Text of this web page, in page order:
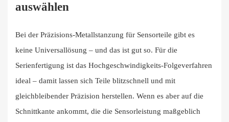
auswählen
Bei der Präzisions-Metallstanzung für Sensorteile gibt es
keine Universallösung – und das ist gut so. Für die
Serienfertigung ist das Hochgeschwindigkeits-Folgeverfahren
ideal – damit lassen sich Teile blitzschnell und mit
gleichbleibender Präzision herstellen. Wenn es aber auf die
Schnittkante ankommt, die die Sensorleistung maßgeblich